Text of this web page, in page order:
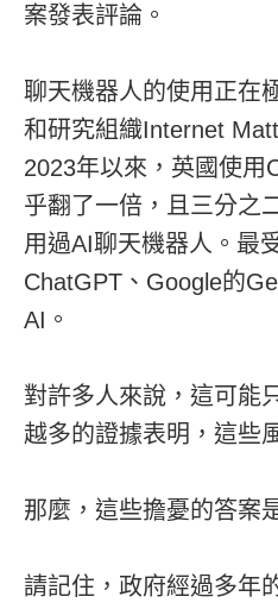
案發表評論。
聊天機器人的使用正在
和研究組織Internet
2023年以來，英國使用
乎翻了一倍，且三分之
用過AI聊天機器人。最
ChatGPT、Google的
AI。
對許多人來說，這可能
越多的證據表明，這些
那麼，這些擔憂的答案
請記住，政府經過多年